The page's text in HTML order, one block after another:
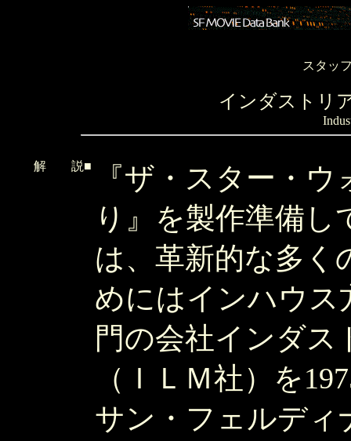
スタッ
インダストリ
解 説■
『ザ・スター・
り』を製作準備
は、革新的な多く
めにはインハウス
門の会社インダ
（ＩＬＭ社）を
サン・フェルディ